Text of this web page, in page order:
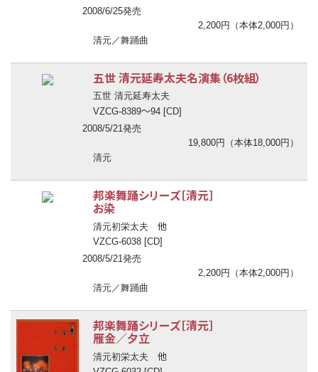
2008/6/25発売
2,200円（本体2,000円）
清元／舞踊曲
五世 清元延寿太夫名演集（6枚組）
五世 清元延寿太夫
VZCG-8389〜94 [CD]
2008/5/21発売
19,800円（本体18,000円）
清元
邦楽舞踊シリーズ［清元］
お染
清元初栄太夫 他
VZCG-6038 [CD]
2008/5/21発売
2,200円（本体2,000円）
清元／舞踊曲
邦楽舞踊シリーズ［清元］
雁金／夕立
清元初栄太夫 他